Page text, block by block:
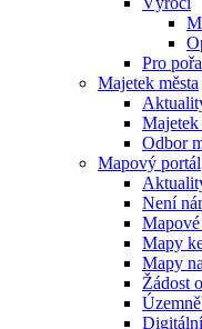
Pro
Majetek města
Majetek
Odbor
Mapový portál
Není
Mapy
Mapy
Žádost